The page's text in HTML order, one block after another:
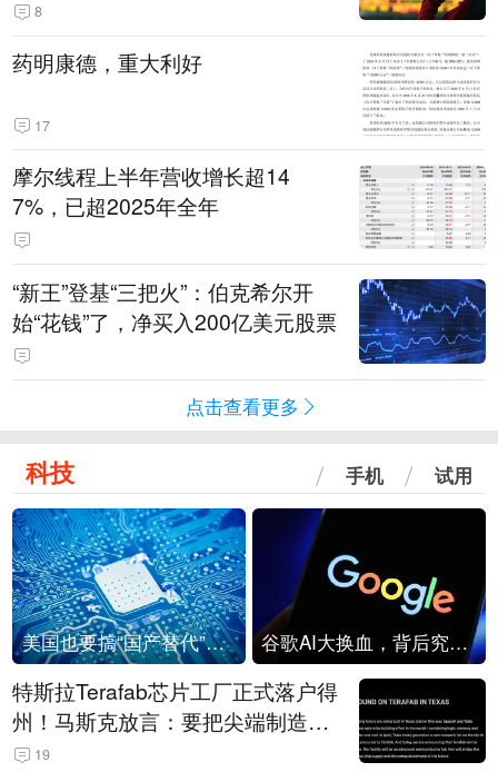
8
药明康德，重大利好
17
摩尔线程上半年营收增长超14
7%，已超2025年全年
“新王”登基“三把火”：伯克希尔开
始“花钱”了，净买入200亿美元股票
点击查看更多
科技 手机 试用
美国也要搞“国产替代”？先算清三笔账 谷歌AI大换血，背后究竟发生了什么？
特斯拉Terafab芯片工厂正式落户得
州！马斯克放言：要把尖端制造带
回美国
19